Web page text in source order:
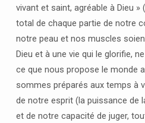
vivant et saint, agréable à Dieu »
total de chaque partie de notre
notre peau et nos muscles
Dieu et à une vie qui le glorifie,
ce que nous propose le monde
sommes préparés aux temps à
de notre esprit (la puissance de
et de notre capacité de juger,